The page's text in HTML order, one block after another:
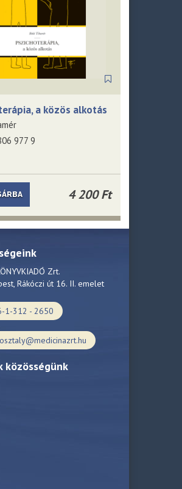
a közös alkotás
977 9
4 200 Ft
Zrt.
Rákóczi út 16. II. emelet
1-312 - 2650
közösségünk